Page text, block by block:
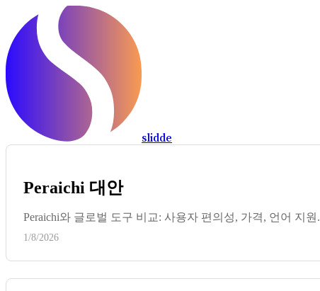
slidde
Peraichi 대안
Peraichi와 글로벌 도구 비교: 사용자 편의성, 가격, 언어 지원.
1/8/2026